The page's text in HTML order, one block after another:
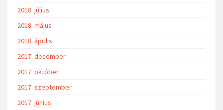
2018. július
2018. május
2018. április
2017. december
2017. október
2017. szeptember
2017. június